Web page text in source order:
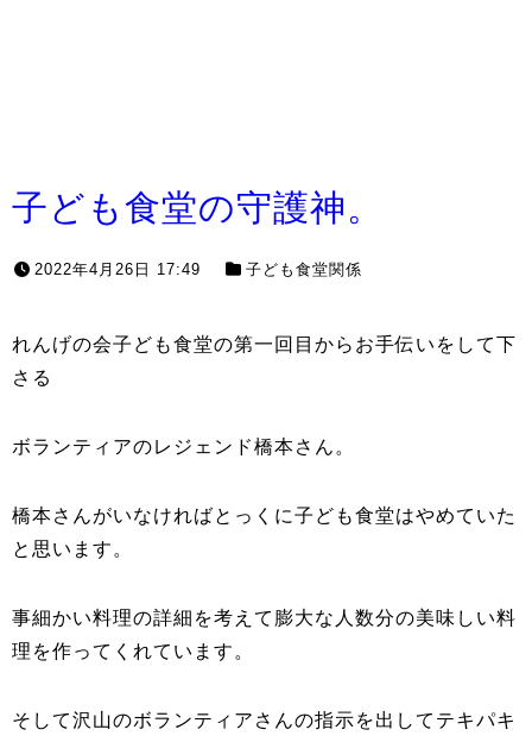
子ども食堂の守護神。
2022年4月26日 17:49 子ども食堂関係
れんげの会子ども食堂の第一回目からお手伝いをして下
さる
ボランティアのレジェンド橋本さん。
橋本さんがいなければとっくに子ども食堂はやめていた
と思います。
事細かい料理の詳細を考えて膨大な人数分の美味しい料
理を作ってくれています。
そして沢山のボランティアさんの指示を出してテキパキ